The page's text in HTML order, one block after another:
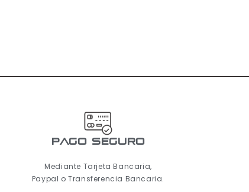
pago seguro
Mediante Tarjeta Bancaria,
Paypal o Transferencia Bancaria.